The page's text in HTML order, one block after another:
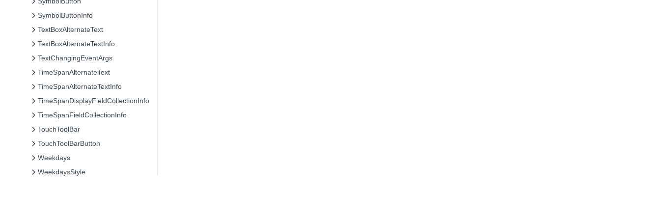
SymbolButtonInfo
TextBoxAlternateText
TextBoxAlternateTextInfo
TextChangingEventArgs
TimeSpanAlternateText
TimeSpanAlternateTextInfo
TimeSpanDisplayFieldCollectionInfo
TimeSpanFieldCollectionInfo
TouchToolBar
TouchToolBarButton
Weekdays
WeekdaysStyle